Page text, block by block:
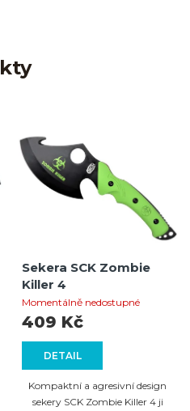
Sekera SCK Zombie
Killer 4
Momentálně nedostupné
DETAIL
409 Kč
Kompaktní a agresivní design
sekery SCK Zombie Killer 4 ji